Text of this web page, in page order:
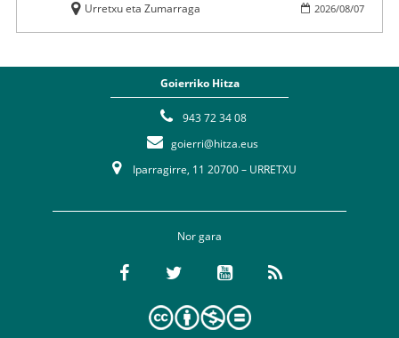
2026/08/07
Urretxu eta Zumarraga
Goierriko Hitza
943 72 34 08
goierri@hitza.eus
Iparragirre, 11 20700 – URRETXU
Nor gara